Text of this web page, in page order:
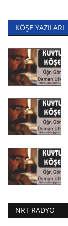
KÖŞE YAZILARI
NRT RADYO